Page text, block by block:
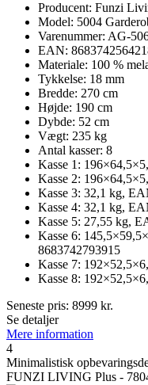
Producent: Funzi
Model: 5004
Varenummer: AG-
EAN:
Materiale: 100 %
Tykkelse: 18 mm
Bredde: 270 cm
Højde: 190 cm
Dybde: 52 cm
Vægt: 235 kg
Antal kasser: 8
Kasse 1:
Kasse 2:
Kasse 3: 32,1 kg,
Kasse 4: 32,1 kg,
Kasse 5: 27,55 kg,
Kasse 6:
8683742793915
Kasse 7:
Kasse 8:
Seneste pris: 8999 kr.
Se detaljer
Mere information
4
Minimalistisk
FUNZI LIVING Plus -